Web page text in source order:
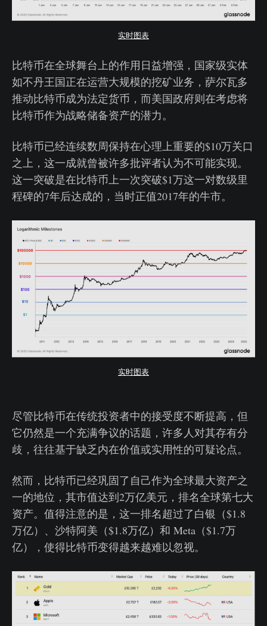
实时图表
比特币在全球舞台上的作用日益增强，国家级实体
如不丹王国正在运营大规模的挖矿业务，萨尔瓦多
推动比特币成为法定货币，而美国政府则在考虑将
比特币作为战略储备资产的潜力。
比特币已经连续数周保持在心理上重要的$10万关口
之上，这一成就曾被许多批评者认为不可能实现。
这一突破是在比特币上一次突破$1万这一对数级里
程碑的7年后达成的，当时正值2017年的牛市。
实时图表
尽管比特币在传统投资者中的接受度不断提高，但
它仍然是一个充满争议的话题，许多人对其存有分
歧，往往基于缺乏内在价值或实用性的可疑论点。
然而，比特币已经巩固了自己作为全球最大资产之
一的地位，其市值达到2万亿美元，排名全球第七大
资产。值得注意的是，这一排名超过了白银（$1.8
万亿）、沙特阿美（$1.8万亿）和 Meta（$1.7万
亿），使得比特币变得越来越难以忽视。